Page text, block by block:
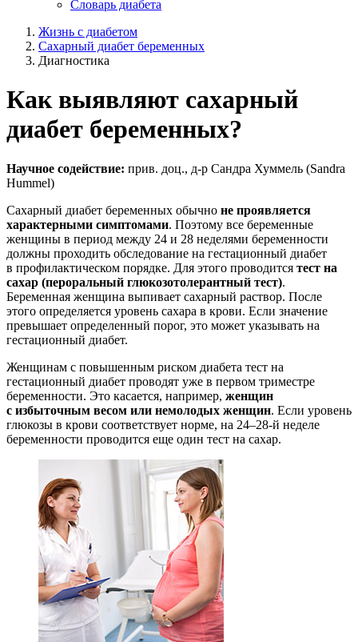
Словарь диабета
Жизнь с диабетом
Сахарный диабет беременных
Диагностика
Как выявляют сахарный
диабет беременных?
Научное содействие: прив. доц., д-р Сандра Хуммель (Sandra
Hummel)
Сахарный диабет беременных обычно не проявляется
характерными симптомами. Поэтому все беременные
женщины в период между 24 и 28 неделями беременности
должны проходить обследование на гестационный диабет
в профилактическом порядке. Для этого проводится тест на
сахар (пероральный глюкозотолерантный тест).
Беременная женщина выпивает сахарный раствор. После
этого определяется уровень сахара в крови. Если значение
превышает определенный порог, это может указывать на
гестационный диабет.
Женщинам с повышенным риском диабета тест на
гестационный диабет проводят уже в первом триместре
беременности. Это касается, например, женщин
с избыточным весом или немолодых женщин. Если уровень
глюкозы в крови соответствует норме, на 24–28-й неделе
беременности проводится еще один тест на сахар.